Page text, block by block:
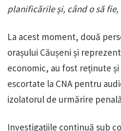
planificările și, când o să fie,
La acest moment, două
orașului Căușeni și
economic, au fost reținute
escortate la CNA pentru
izolatorul de urmărire
Investigațiile continuă sub